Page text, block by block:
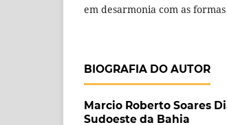
em desarmonia com as
BIOGRAFIA DO AUTOR
Marcio Roberto Soares
Sudoeste da Bahia